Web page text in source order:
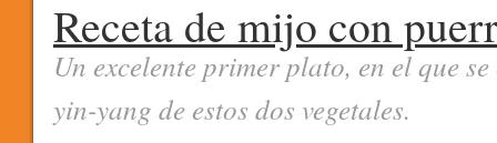
Receta de mijo con
Un excelente primer plato, en el que
yin-yang de estos dos vegetales.